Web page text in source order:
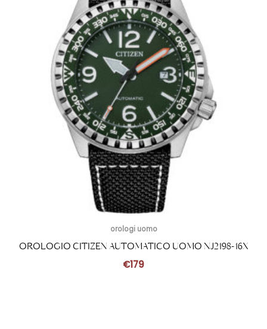
orologi uomo
OROLOGIO CITIZEN AUTOMATICO UOMO NJ2198-16X
€179